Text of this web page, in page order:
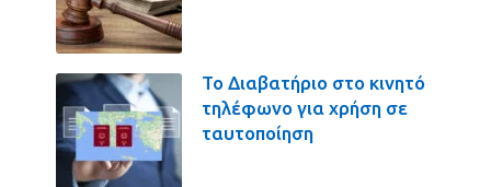
Το Διαβατήριο στο κινητό
τηλέφωνο για χρήση σε
ταυτοποίηση